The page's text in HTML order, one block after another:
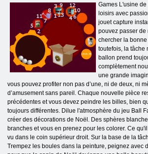
Games L'usine
loisirs avec
jouet capture
pouvez passer
chercher la
toutefois, la tâche
ballon prend
complètement
une grande
vous pouvez profiter non pas d’une, ni de deux, ni
d’amusement sans pareil. Chaque nouvelle pièce
précédentes et vous devez peindre les billes, bien
toujours différentes. Dilue l'atmosphère du jeu Ball
créer des décorations de Noël. Des sphères
branches et vous en prenez pour les colorer. Ce
vu dans le coin supérieur droit. Sur la base de la
Trempez les boules dans la peinture, peignez avec